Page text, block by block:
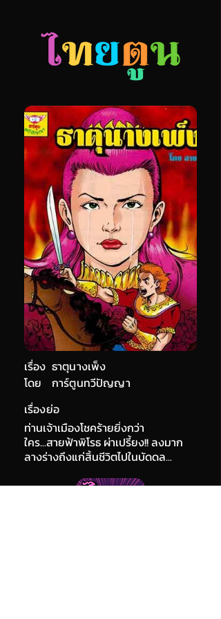
เรื่อง ธาตุนางเพ็ง
การ์ตูนทวีปัญญา
โดย
เรื่องย่อ
ท่านเจ้าเมืองโชคร้ายยิ่งกว่า
ใคร...สายฟ้าพิโรธ ผ่าเปรี้ยง!! ลงมาก
ลางร่างถึงแก่สิ้นชีวิตไปในบัดดล...